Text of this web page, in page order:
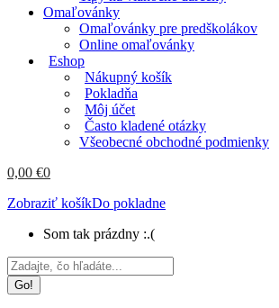
Omaľovánky
Omaľovánky pre predškolákov
Online omaľovánky
Eshop
Nákupný košík
Pokladňa
Môj účet
Často kladené otázky
Všeobecné obchodné podmienky
0,00 €0
Zobraziť košíkDo pokladne
Som tak prázdny :.(
Search: